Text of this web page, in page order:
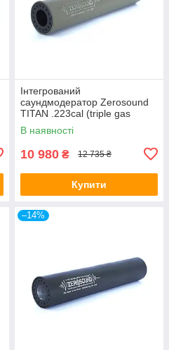
Інтегрований
саундмодератор Zerosound
TITAN .223cal (triple gas
unloading system)
В наявності
10 980 ₴ 12 735 ₴
Купити
–14%